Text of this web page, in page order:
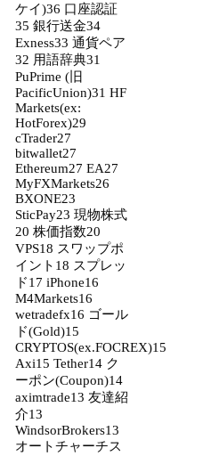
ケイ)36 口座認証
35 銀行送金34
Exness33 通貨ペア
32 用語辞典31
PuPrime (旧
PacificUnion)31 HF
Markets(ex:
HotForex)29
cTrader27
bitwallet27
Ethereum27 EA27
MyFXMarkets26
BXONE23
SticPay23 現物株式
20 株価指数20
VPS18 スワップポ
イント 18 スプレッ
ド17 iPhone16
M4Markets16
wetradefx16 ゴール
ド(Gold)15
CRYPTOS(ex.FOCREX)15
Axi15 Tether14 ク
ーポン(Coupon)14
aximtrade13 友達紹
介13
WindsorBrokers13
オートチャーチス